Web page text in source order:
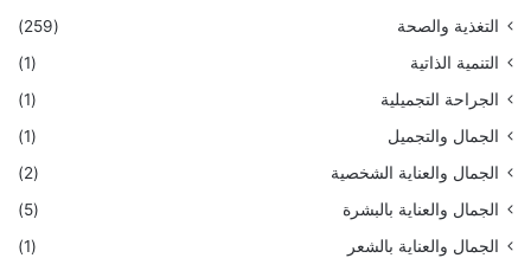
التغذية والصحة
(259)
التنمية الذاتية
(1)
الجراحة التجميلية
(1)
الجمال والتجميل
(1)
الجمال والعناية الشخصية
(2)
الجمال والعناية بالبشرة
(5)
الجمال والعناية بالشعر
(1)